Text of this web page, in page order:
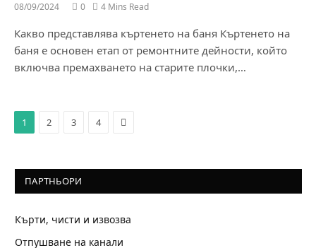
08/09/2024 0 4 Mins Read
Какво представлява къртенето на баня Къртенето на
баня е основен етап от ремонтните дейности, който
включва премахването на старите плочки,…
1 2 3 4 Next
ПАРТНЬОРИ
Кърти, чисти и извозва
Отпушване на канали